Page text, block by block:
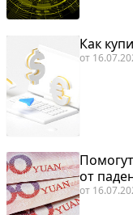
Как
от
от
от